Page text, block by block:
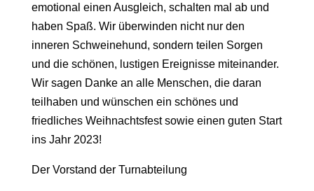
emotional einen Ausgleich, schalten mal ab und
haben Spaß. Wir überwinden nicht nur den
inneren Schweinehund, sondern teilen Sorgen
und die schönen, lustigen Ereignisse miteinander.
Wir sagen Danke an alle Menschen, die daran
teilhaben und wünschen ein schönes und
friedliches Weihnachtsfest sowie einen guten Start
ins Jahr 2023!
Der Vorstand der Turnabteilung